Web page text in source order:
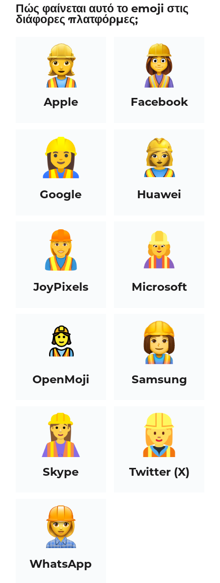
Πώς φαίνεται αυτό το emoji στις
διάφορες πλατφόρμες;
Apple Facebook
Google Huawei
JoyPixels Microsoft
OpenMoji Samsung
Skype Twitter (X)
WhatsApp